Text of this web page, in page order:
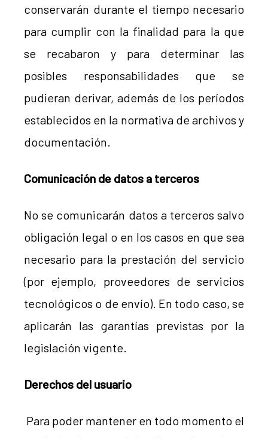
conservarán durante el tiempo necesario
para cumplir con la finalidad para la que
se recabaron y para determinar las
posibles responsabilidades que se
pudieran derivar, además de los períodos
establecidos en la normativa de archivos y
documentación.
Comunicación de datos a terceros
No se comunicarán datos a terceros salvo
obligación legal o en los casos en que sea
necesario para la prestación del servicio
(por ejemplo, proveedores de servicios
tecnológicos o de envío). En todo caso, se
aplicarán las garantías previstas por la
legislación vigente.
Derechos del usuario
Para poder mantener en todo momento el